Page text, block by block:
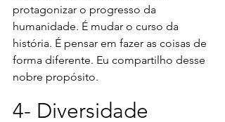
protagonizar o progresso da
humanidade. É mudar o curso da
história. É pensar em fazer as coisas de
forma diferente. Eu compartilho desse
nobre propósito.
4- Diversidade